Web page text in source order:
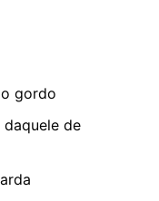
gordo
daquele de